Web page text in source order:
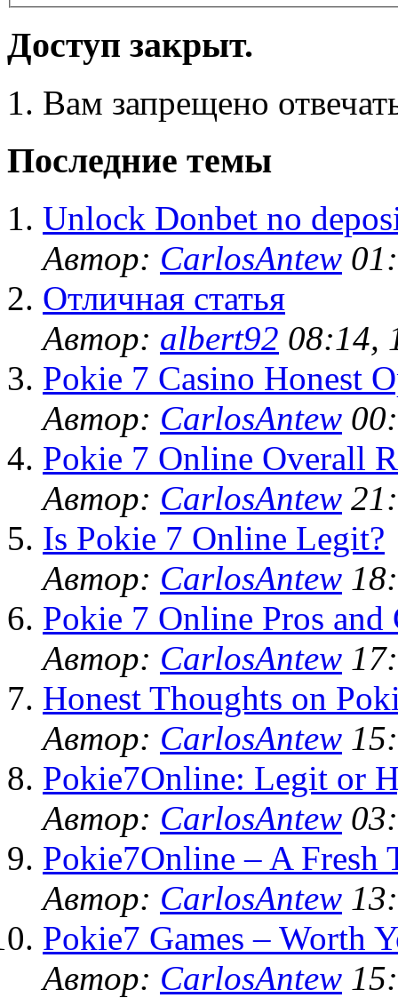
Доступ закрыт.
Вам запрещено
Последние темы
Unlock Donbet no
Автор: CarlosAntew
Отличная статья
Автор: albert92 08:14,
Pokie 7 Casino Honest
Автор: CarlosAntew
Pokie 7 Online Overall
Автор: CarlosAntew
Is Pokie 7 Online Legit?
Автор: CarlosAntew
Pokie 7 Online Pros and
Автор: CarlosAntew
Honest Thoughts on
Автор: CarlosAntew
Pokie7Online: Legit or
Автор: CarlosAntew
Pokie7Online – A Fresh
Автор: CarlosAntew
Pokie7 Games – Worth
Автор: CarlosAntew